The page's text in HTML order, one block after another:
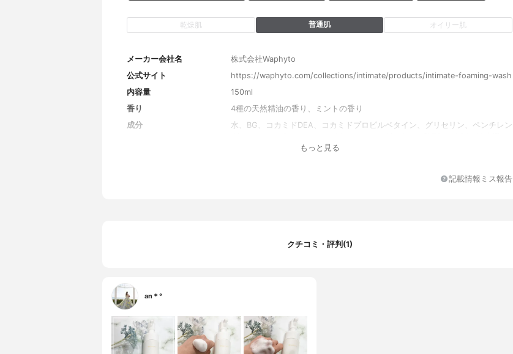
乾燥肌 普通肌 オイリー肌
メーカー会社名
株式会社Waphyto
公式サイト
https://waphyto.com/collections/intimate/products/intimate-foaming-wash
内容量
150ml
香り
4種の天然精油の香り、ミントの香り
成分
水、BG、コカミドDEA、コカミドプロピルベタイン、グリセリン、ペンチレン
マシ油、グリコシルトレハロース、ココイルグリシンNa、加水分解水添デンプ
パルマローザ油、ニオイテンジクアオイ葉油、安息香酸Na、クエン酸、クエン
もっと見る
記載情報ミス報告
クチコミ・評判(1)
an＊°